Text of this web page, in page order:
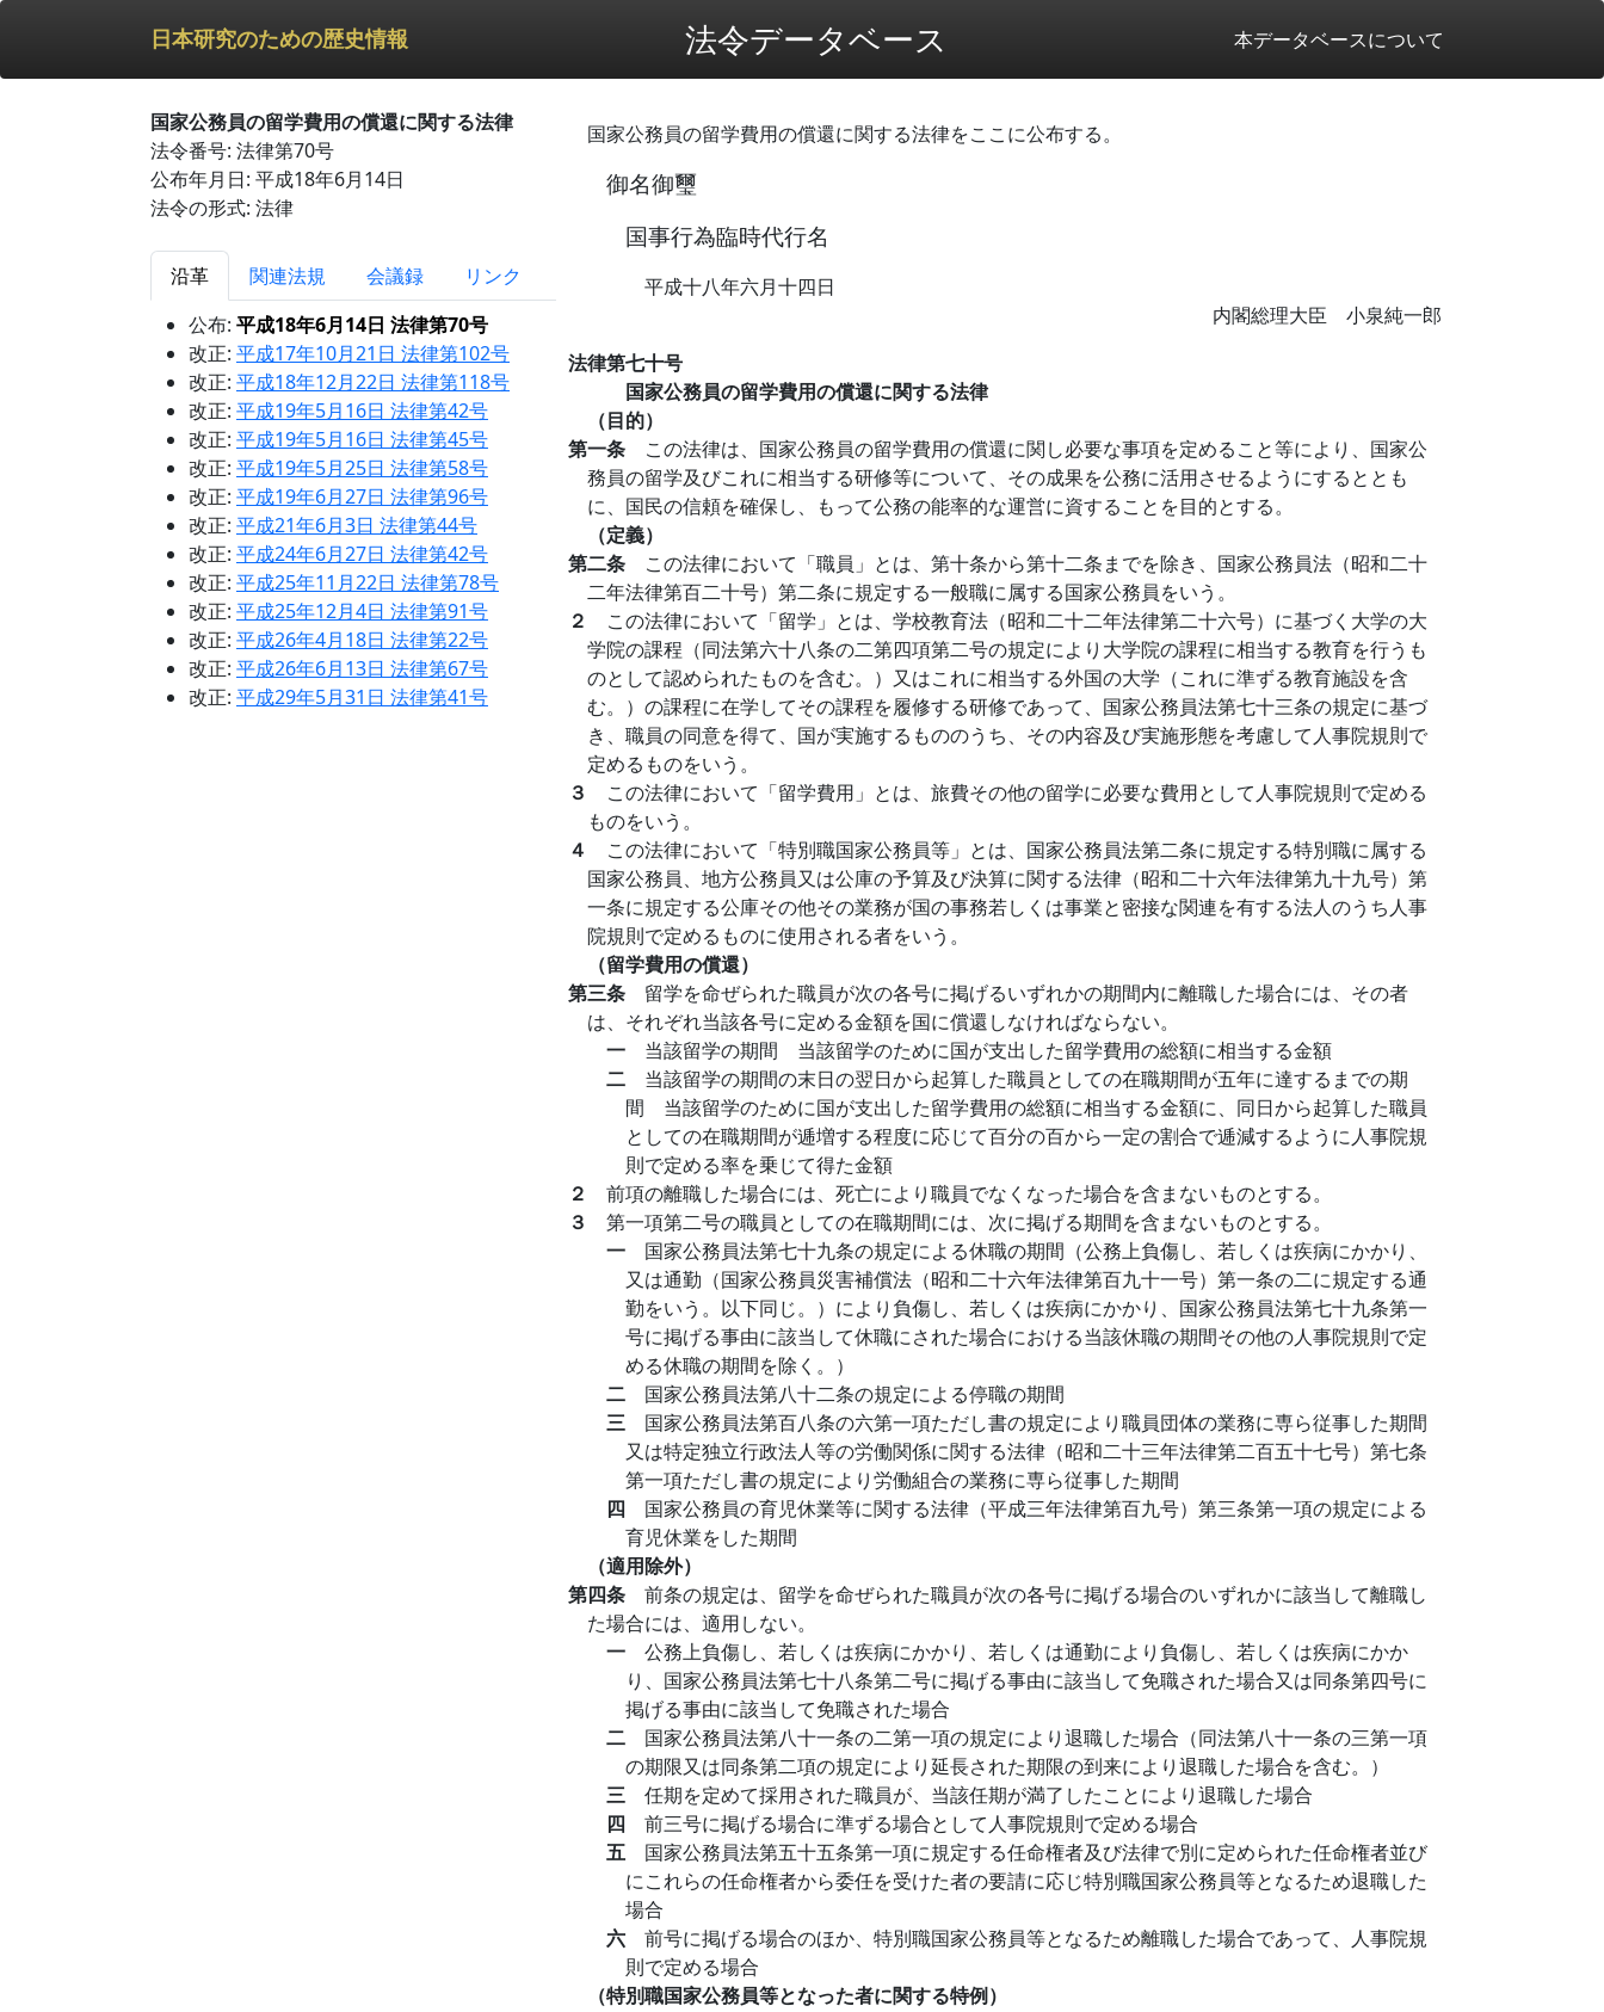
日本研究のための歴史情報 法令データベース 本データベースについて
国家公務員の留学費用の償還に関する法律
法令番号: 法律第70号
公布年月日: 平成18年6月14日
法令の形式: 法律
沿革 関連法規 会議録
リンク
公布: 平成18年6月14日 法律第70号
改正: 平成17年10月21日 法律第102号
改正: 平成18年12月22日 法律第118号
改正: 平成19年5月16日 法律第42号
改正: 平成19年5月16日 法律第45号
改正: 平成19年5月25日 法律第58号
改正: 平成19年6月27日 法律第96号
改正: 平成21年6月3日 法律第44号
改正: 平成24年6月27日 法律第42号
改正: 平成25年11月22日 法律第78号
改正: 平成25年12月4日 法律第91号
改正: 平成26年4月18日 法律第22号
改正: 平成26年6月13日 法律第67号
改正: 平成29年5月31日 法律第41号
国家公務員の留学費用の償還に関する法律をここに公布する。
御名御璽
国事行為臨時代行名
平成十八年六月十四日
内閣総理大臣 小泉純一郎
法律第七十号
国家公務員の留学費用の償還に関する法律
（目的）
第一条 この法律は、国家公務員の留学費用の償還に関し必要な事項を定めること等により、国家公
務員の留学及びこれに相当する研修等について、その成果を公務に活用させるようにするととも
に、国民の信頼を確保し、もって公務の能率的な運営に資することを目的とする。
（定義）
第二条 この法律において「職員」とは、第十条から第十二条までを除き、国家公務員法（昭和二十
二年法律第百二十号）第二条に規定する一般職に属する国家公務員をいう。
２ この法律において「留学」とは、学校教育法（昭和二十二年法律第二十六号）に基づく大学の大
学院の課程（同法第六十八条の二第四項第二号の規定により大学院の課程に相当する教育を行うも
のとして認められたものを含む。）又はこれに相当する外国の大学（これに準ずる教育施設を含
む。）の課程に在学してその課程を履修する研修であって、国家公務員法第七十三条の規定に基づ
き、職員の同意を得て、国が実施するもののうち、その内容及び実施形態を考慮して人事院規則で
定めるものをいう。
３ この法律において「留学費用」とは、旅費その他の留学に必要な費用として人事院規則で定める
ものをいう。
４ この法律において「特別職国家公務員等」とは、国家公務員法第二条に規定する特別職に属する
国家公務員、地方公務員又は公庫の予算及び決算に関する法律（昭和二十六年法律第九十九号）第
一条に規定する公庫その他その業務が国の事務若しくは事業と密接な関連を有する法人のうち人事
院規則で定めるものに使用される者をいう。
（留学費用の償還）
第三条 留学を命ぜられた職員が次の各号に掲げるいずれかの期間内に離職した場合には、その者
は、それぞれ当該各号に定める金額を国に償還しなければならない。
一 当該留学の期間 当該留学のために国が支出した留学費用の総額に相当する金額
二 当該留学の期間の末日の翌日から起算した職員としての在職期間が五年に達するまでの期
間 当該留学のために国が支出した留学費用の総額に相当する金額に、同日から起算した職員
としての在職期間が逓増する程度に応じて百分の百から一定の割合で逓減するように人事院規
則で定める率を乗じて得た金額
２ 前項の離職した場合には、死亡により職員でなくなった場合を含まないものとする。
３ 第一項第二号の職員としての在職期間には、次に掲げる期間を含まないものとする。
一 国家公務員法第七十九条の規定による休職の期間（公務上負傷し、若しくは疾病にかかり、
又は通勤（国家公務員災害補償法（昭和二十六年法律第百九十一号）第一条の二に規定する通
勤をいう。以下同じ。）により負傷し、若しくは疾病にかかり、国家公務員法第七十九条第一
号に掲げる事由に該当して休職にされた場合における当該休職の期間その他の人事院規則で定
める休職の期間を除く。）
二 国家公務員法第八十二条の規定による停職の期間
三 国家公務員法第百八条の六第一項ただし書の規定により職員団体の業務に専ら従事した期間
又は特定独立行政法人等の労働関係に関する法律（昭和二十三年法律第二百五十七号）第七条
第一項ただし書の規定により労働組合の業務に専ら従事した期間
四 国家公務員の育児休業等に関する法律（平成三年法律第百九号）第三条第一項の規定による
育児休業をした期間
（適用除外）
第四条 前条の規定は、留学を命ぜられた職員が次の各号に掲げる場合のいずれかに該当して離職し
た場合には、適用しない。
一 公務上負傷し、若しくは疾病にかかり、若しくは通勤により負傷し、若しくは疾病にかか
り、国家公務員法第七十八条第二号に掲げる事由に該当して免職された場合又は同条第四号に
掲げる事由に該当して免職された場合
二 国家公務員法第八十一条の二第一項の規定により退職した場合（同法第八十一条の三第一項
の期限又は同条第二項の規定により延長された期限の到来により退職した場合を含む。）
三 任期を定めて採用された職員が、当該任期が満了したことにより退職した場合
四 前三号に掲げる場合に準ずる場合として人事院規則で定める場合
五 国家公務員法第五十五条第一項に規定する任命権者及び法律で別に定められた任命権者並び
にこれらの任命権者から委任を受けた者の要請に応じ特別職国家公務員等となるため退職した
場合
六 前号に掲げる場合のほか、特別職国家公務員等となるため離職した場合であって、人事院規
則で定める場合
（特別職国家公務員等となった者に関する特例）